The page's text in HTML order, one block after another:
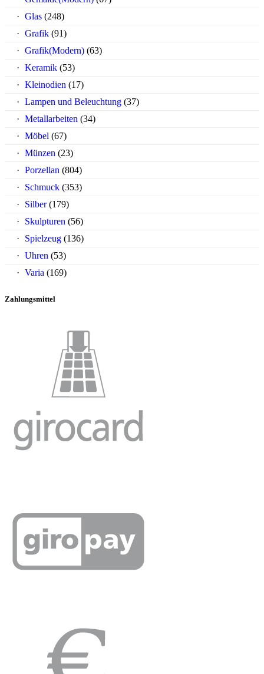
Glas (248)
Grafik (91)
Grafik(Modern) (63)
Keramik (53)
Kleinodien (17)
Lampen und Beleuchtung (37)
Metallarbeiten (34)
Möbel (67)
Münzen (23)
Porzellan (804)
Schmuck (353)
Silber (179)
Skulpturen (56)
Spielzeug (136)
Uhren (53)
Varia (169)
Zahlungsmittel